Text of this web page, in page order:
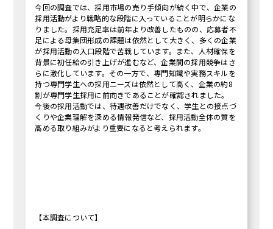
今回の調査では、採用市場の売り手傾向が続く中で、企業の
採用活動がより戦略的な段階に入っていることが明らかにな
りました。採用充足率は前年より改善したものの、応募者不
足による母集団形成の課題は依然として大きく、多くの企業
が採用活動の入口段階で苦戦しています。また、人材確保を
背景に初任給の引き上げが進むなど、企業間の採用競争はさ
らに激化しています。その一方で、専門知識や実務スキルを
持つ専門学生への採用ニーズは依然として高く、企業の約8
割が専門学生採用に前向きであることが確認されました。
今後の採用活動では、待遇改善だけでなく、学生との接点づ
くりや企業理解を深める情報発信など、採用活動全体の質を
高める取り組みがより重要になると考えられます。
【本調査について】